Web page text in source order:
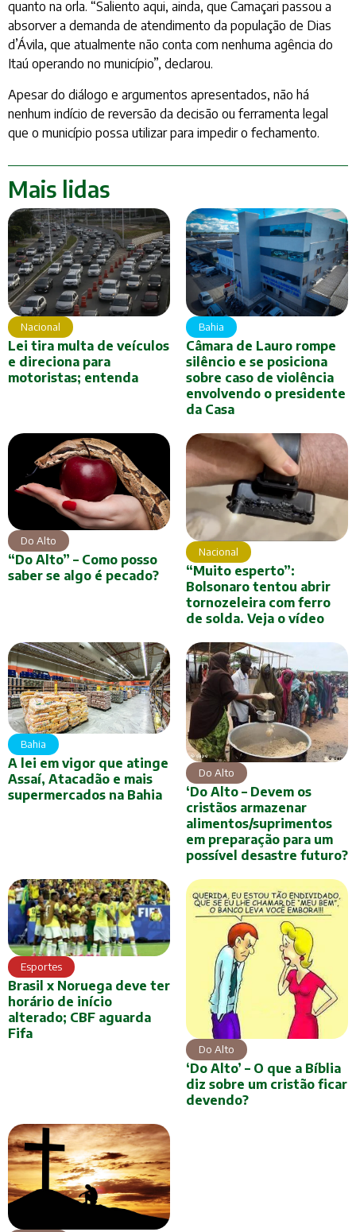
quanto na orla. “Saliento aqui, ainda, que Camaçari passou a
absorver a demanda de atendimento da população de Dias
d’Ávila, que atualmente não conta com nenhuma agência do
Itaú operando no município”, declarou.
Apesar do diálogo e argumentos apresentados, não há
nenhum indício de reversão da decisão ou ferramenta legal
que o município possa utilizar para impedir o fechamento.
Mais lidas
Nacional
Lei tira multa de veículos
e direciona para
motoristas; entenda
Bahia
Câmara de Lauro rompe
silêncio e se posiciona
sobre caso de violência
envolvendo o presidente
da Casa
Do Alto
“Do Alto” – Como posso
saber se algo é pecado?
Nacional
“Muito esperto”:
Bolsonaro tentou abrir
tornozeleira com ferro
de solda. Veja o vídeo
Bahia
A lei em vigor que atinge
Assaí, Atacadão e mais
supermercados na Bahia
Do Alto
‘Do Alto – Devem os
cristãos armazenar
alimentos/suprimentos
em preparação para um
possível desastre futuro?
Esportes
Brasil x Noruega deve ter
horário de início
alterado; CBF aguarda
Fifa
Do Alto
‘Do Alto’ – O que a Bíblia
diz sobre um cristão ficar
devendo?